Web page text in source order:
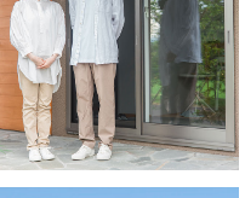
ンナップ
て世代に手の届く価格で家
していますが、
はつくりません。